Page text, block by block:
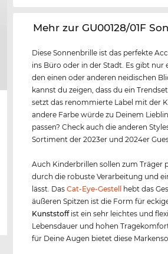
‌Mehr zur GU00128/01F
Diese Sonnenbrille ist das perfekte
ins Büro oder in der Stadt. Es gibt nur
den einen oder anderen neidischen
kannst du zeigen, dass du ein
setzt das renommierte Label mit der
andere Farbe würde zu Deinem
passen? Check auch die anderen
Sortiment der 2023er und 2024er
Auch Kinderbrillen sollen zum Träger
durch die robuste Verarbeitung und
lässt. DasCat-Eye-Gestell
hebt das
äußeren Spitzen ist die Form für
Kunststoffist ein sehr leichtes und
Lebensdauer und hohen
für Deine Augen bietet diese